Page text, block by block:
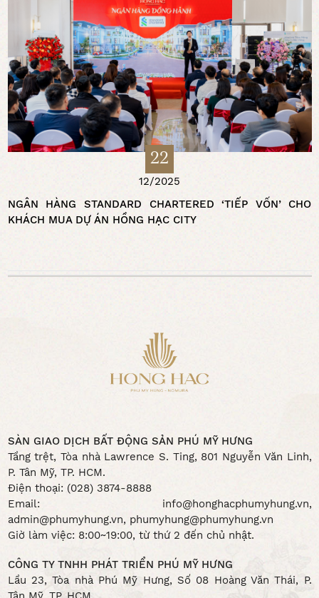
22
12/2025
NGÂN HÀNG STANDARD CHARTERED ‘TIẾP VỐN’ CHO
KHÁCH MUA DỰ ÁN HỒNG HẠC CITY
SÀN GIAO DỊCH BẤT ĐỘNG SẢN PHÚ MỸ HƯNG
Tầng trệt, Tòa nhà Lawrence S. Ting, 801 Nguyễn Văn Linh,
P. Tân Mỹ, TP. HCM.
Điện thoại: (028) 3874-8888
Email: info@honghacphumyhung.vn,
admin@phumyhung.vn, phumyhung@phumyhung.vn
Giờ làm việc: 8:00~19:00, từ thứ 2 đến chủ nhật.
CÔNG TY TNHH PHÁT TRIỂN PHÚ MỸ HƯNG
Lầu 23, Tòa nhà Phú Mỹ Hưng, Số 08 Hoàng Văn Thái, P.